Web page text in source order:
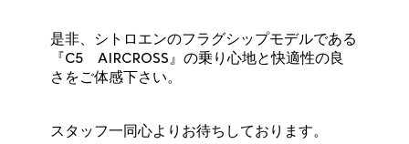
是非、シトロエンのフラグシップモデルである
『C5 AIRCROSS』の乗り心地と快適性の良
さをご体感下さい。
スタッフ一同心よりお待ちしております。